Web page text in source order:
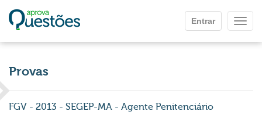
Entrar
Provas
FGV - 2013 - SEGEP-MA - Agente Penitenciário